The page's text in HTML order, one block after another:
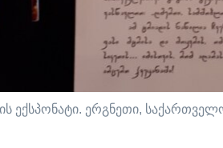
ექსპონატი. ერგნეთი,